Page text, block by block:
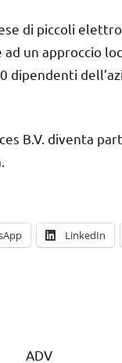
di piccoli
un approccio
dipendenti
B.V. diventa
LinkedIn
ADV